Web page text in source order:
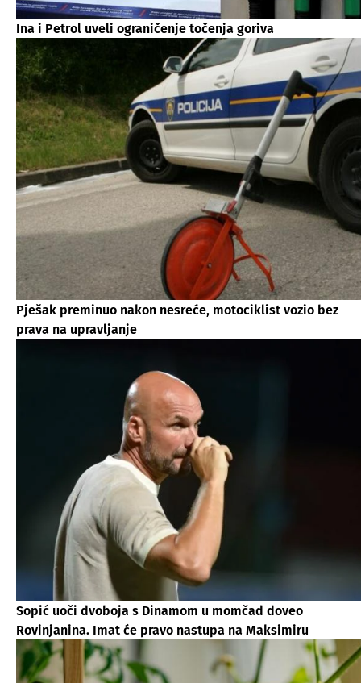
Ina i Petrol uveli ograničenje točenja goriva
Pješak preminuo nakon nesreće, motociklist vozio bez
prava na upravljanje
Sopić uoči dvoboja s Dinamom u momčad doveo
Rovinjanina. Imat će pravo nastupa na Maksimiru